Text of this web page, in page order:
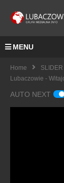
MENU
Home SLIDER
Lubaczowie -
AUTO NEXT